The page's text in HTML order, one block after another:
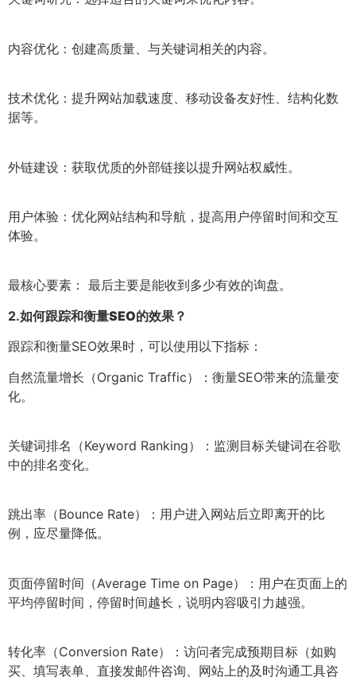
内容优化：创建高质量、与关键词相关的内容。
技术优化：提升网站加载速度、移动设备友好性、结构化数
据等。
外链建设：获取优质的外部链接以提升网站权威性。
用户体验：优化网站结构和导航，提高用户停留时间和交互
体验。
最核心要素： 最后主要是能收到多少有效的询盘。
2.如何跟踪和衡量SEO的效果？
跟踪和衡量SEO效果时，可以使用以下指标：
自然流量增长（Organic Traffic）：衡量SEO带来的流量变
化。
关键词排名（Keyword Ranking）：监测目标关键词在谷歌
中的排名变化。
跳出率（Bounce Rate）：用户进入网站后立即离开的比
例，应尽量降低。
页面停留时间（Average Time on Page）：用户在页面上的
平均停留时间，停留时间越长，说明内容吸引力越强。
转化率（Conversion Rate）：访问者完成预期目标（如购
买、填写表单、直接发邮件咨询、网站上的及时沟通工具咨